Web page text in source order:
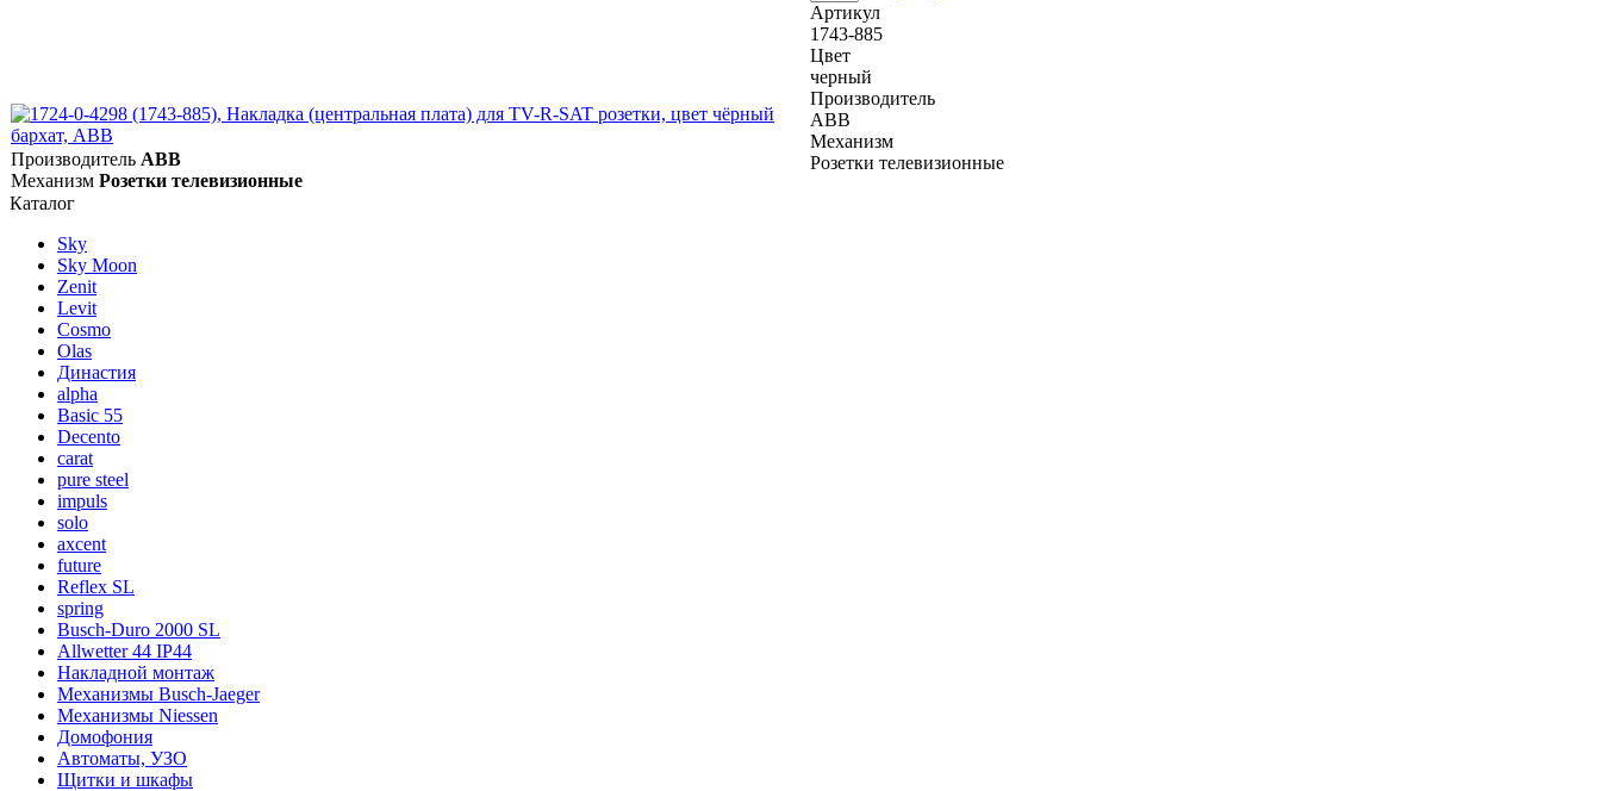
Артикул
1743-885
Цвет
черный
Производитель
ABB
Механизм
Розетки телевизионные
Производитель ABB
Механизм Розетки телевизионные
Каталог
Sky
Sky Moon
Zenit
Levit
Cosmo
Olas
Династия
alpha
Basic 55
Decento
carat
pure steel
impuls
solo
axcent
future
Reflex SL
spring
Busch-Duro 2000 SL
Allwetter 44 IP44
Накладной монтаж
Механизмы Busch-Jaeger
Механизмы Niessen
Домофония
Автоматы, УЗО
Щитки и шкафы